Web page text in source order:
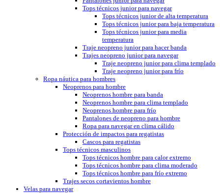
Tops técnicos junior para navegar
Tops técnicos junior de alta temperatura
Tops técnicos junior para baja temperatura
Tops técnicos junior para media
temperatura
Traje neopreno junior para hacer banda
Trajes neopreno junior para navegar
Traje neopreno junior para clima templado
Traje neopreno junior para frío
Ropa náutica para hombres
Neoprenos para hombre
Neoprenos hombre para banda
Neoprenos hombre para clima templado
Neoprenos hombre para frío
Pantalones de neopreno para hombre
Ropa para navegar en clima cálido
Protección de impactos para regatistas
Cascos para regatistas
Tops técnicos masculinos
Tops técnicos hombre para calor extremo
Tops técnicos hombre para clima moderado
Tops técnicos hombre para frío extremo
Trajes secos cortavientos hombre
Velas para navegar